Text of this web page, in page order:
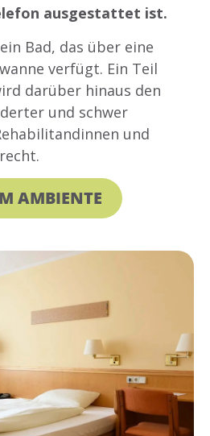
ausgestattet ist.
Bad, das über eine
verfügt. Ein Teil
darüber hinaus den
und schwer
und
AMBIENTE